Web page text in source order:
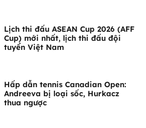
Lịch thi đấu ASEAN Cup 2026 (AFF
Cup) mới nhất, lịch thi đấu đội
tuyển Việt Nam
Hấp dẫn tennis Canadian Open:
Andreeva bị loại sốc, Hurkacz
thua ngược